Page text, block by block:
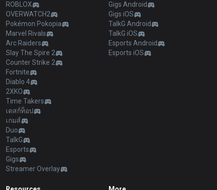
ROBLOX
OVERWATCH2
Pokémon Pokopia
Marvel Rivals
Arc Raiders
Slay The Spire 2
Counter Strike 2
Fortnite
Diablo 4
2XKO
Time Takers
เดสก์ท็อป
เกมส์
Duo
TalkG
Esports
Gigs
Streamer Overlay
Gigs Android
Gigs iOS
TalkG Android
TalkG iOS
Esports Android
Esports iOS